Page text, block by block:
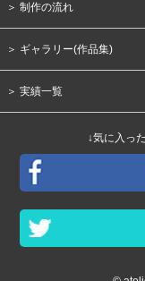
＞ 制作の流れ
＞ ギャラリー(作品集)
＞ 実績一覧
↓気に入っ